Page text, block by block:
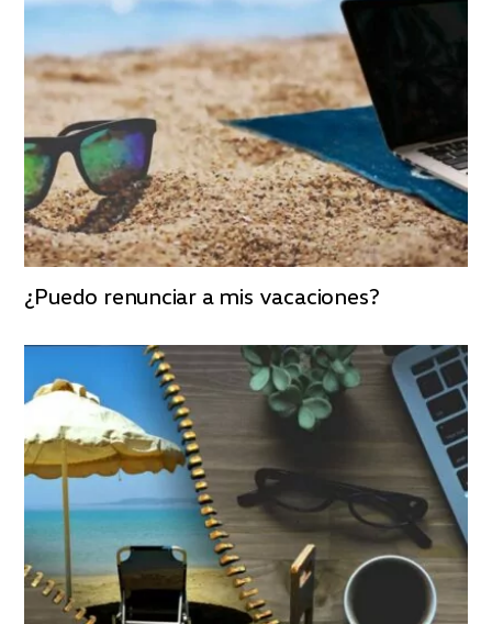
¿Puedo renunciar a mis vacaciones?